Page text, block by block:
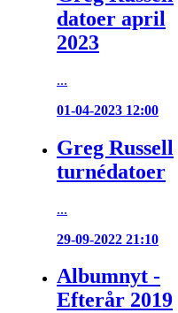
datoer april
2023
...
01-04-2023 12:00
Greg Russell
turnédatoer
...
29-09-2022 21:10
Albumnyt -
Efterår 2019